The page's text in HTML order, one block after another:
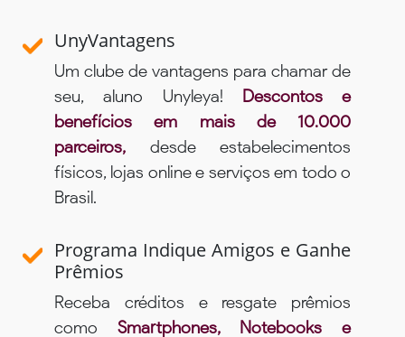
UnyVantagens
Um clube de vantagens para chamar de
seu, aluno Unyleya! Descontos e
benefícios em mais de 10.000
parceiros, desde estabelecimentos
físicos, lojas online e serviços em todo o
Brasil.
Programa Indique Amigos e Ganhe
Prêmios
Receba créditos e resgate prêmios
como Smartphones, Notebooks e